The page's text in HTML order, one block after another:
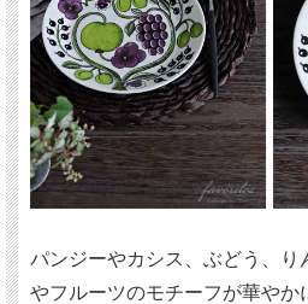
パンジーやカシス、ぶどう、り
やフルーツのモチーフが華やか